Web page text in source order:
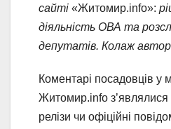
сайті «Житомир.info»:
діяльність ОВА та
депутатів. Колаж
Коментарі посадовців у
Житомир.info з’являлися
релізи чи офіційні